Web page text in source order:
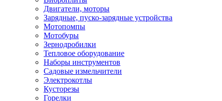
Двигатели, моторы
Зарядные, пуско-зарядные устройства
Мотопомпы
Мотобуры
Зернодробилки
Тепловое оборудование
Наборы инструментов
Садовые измельчители
Электрокотлы
Кусторезы
Горелки